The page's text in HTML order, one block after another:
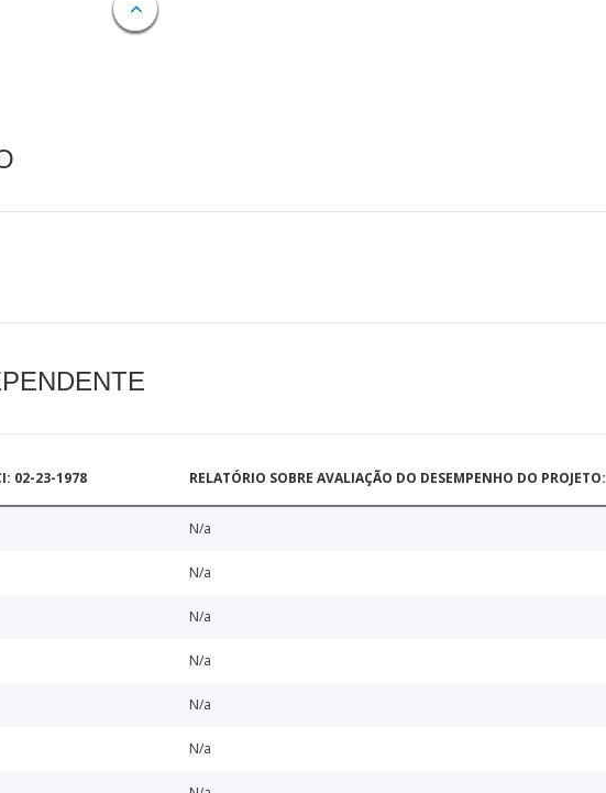
02-23-1978 RELATÓRIO SOBRE AVALIAÇÃO DO DESEMPENHO DO PROJETO:
N/a
N/a
N/a
N/a
N/a
N/a